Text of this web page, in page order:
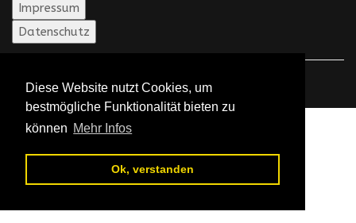
Diese Website nutzt Cookies, um
bestmögliche Funktionalität bieten zu
können Mehr Infos
Ok, verstanden
Impressum
Datenschutz